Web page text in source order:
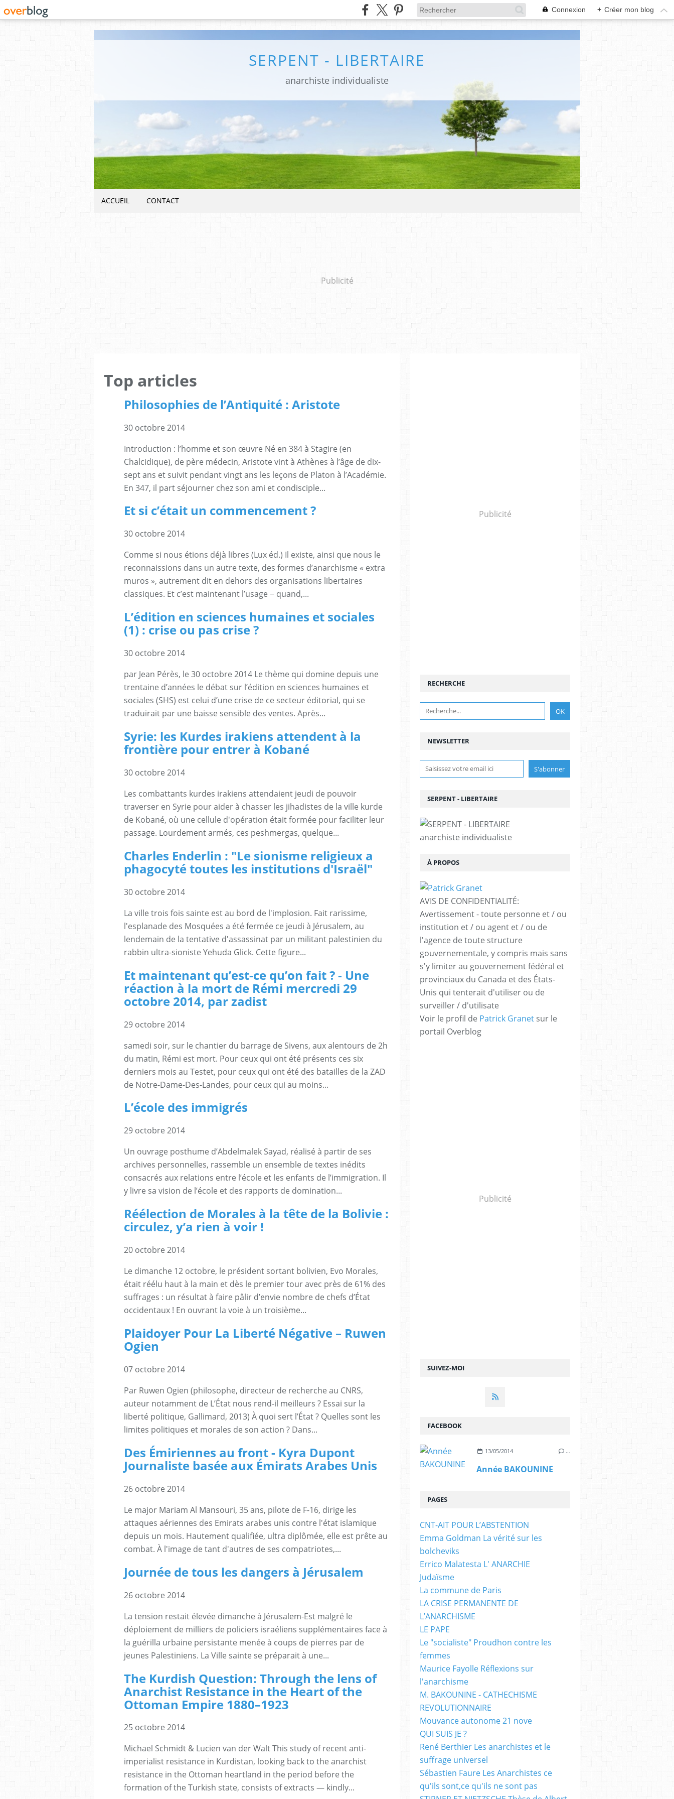
Connexion + Créer mon blog
SERPENT - LIBERTAIRE
anarchiste individualiste
ACCUEIL CONTACT
Publicité
Top articles
Philosophies de l’Antiquité : Aristote
30 octobre 2014
Introduction : l’homme et son œuvre Né en 384 à Stagire (en
Chalcidique), de père médecin, Aristote vint à Athènes à l’âge de dix-
sept ans et suivit pendant vingt ans les leçons de Platon à l’Académie.
En 347, il part séjourner chez son ami et condisciple...
Et si c’était un commencement ?
30 octobre 2014
Comme si nous étions déjà libres (Lux éd.) Il existe, ainsi que nous le
reconnaissions dans un autre texte, des formes d’anarchisme « extra
muros », autrement dit en dehors des organisations libertaires
classiques. Et c’est maintenant l’usage − quand,...
L’édition en sciences humaines et sociales
(1) : crise ou pas crise ?
30 octobre 2014
par Jean Pérès, le 30 octobre 2014 Le thème qui domine depuis une
trentaine d’années le débat sur l’édition en sciences humaines et
sociales (SHS) est celui d’une crise de ce secteur éditorial, qui se
traduirait par une baisse sensible des ventes. Après...
Syrie: les Kurdes irakiens attendent à la
frontière pour entrer à Kobané
30 octobre 2014
Les combattants kurdes irakiens attendaient jeudi de pouvoir
traverser en Syrie pour aider à chasser les jihadistes de la ville kurde
de Kobané, où une cellule d'opération était formée pour faciliter leur
passage. Lourdement armés, ces peshmergas, quelque...
Charles Enderlin : "Le sionisme religieux a
phagocyté toutes les institutions d'Israël"
30 octobre 2014
La ville trois fois sainte est au bord de l'implosion. Fait rarissime,
l'esplanade des Mosquées a été fermée ce jeudi à Jérusalem, au
lendemain de la tentative d'assassinat par un militant palestinien du
rabbin ultra-sioniste Yehuda Glick. Cette figure...
Et maintenant qu’est-ce qu’on fait ? - Une
réaction à la mort de Rémi mercredi 29
octobre 2014, par zadist
29 octobre 2014
samedi soir, sur le chantier du barrage de Sivens, aux alentours de 2h
du matin, Rémi est mort. Pour ceux qui ont été présents ces six
derniers mois au Testet, pour ceux qui ont été des batailles de la ZAD
de Notre-Dame-Des-Landes, pour ceux qui au moins...
L’école des immigrés
29 octobre 2014
Un ouvrage posthume d’Abdelmalek Sayad, réalisé à partir de ses
archives personnelles, rassemble un ensemble de textes inédits
consacrés aux relations entre l’école et les enfants de l’immigration. Il
y livre sa vision de l’école et des rapports de domination...
Réélection de Morales à la tête de la Bolivie :
circulez, y’a rien à voir !
20 octobre 2014
Le dimanche 12 octobre, le président sortant bolivien, Evo Morales,
était réélu haut à la main et dès le premier tour avec près de 61% des
suffrages : un résultat à faire pâlir d’envie nombre de chefs d’État
occidentaux ! En ouvrant la voie à un troisième...
Plaidoyer Pour La Liberté Négative – Ruwen
Ogien
07 octobre 2014
Par Ruwen Ogien (philosophe, directeur de recherche au CNRS,
auteur notamment de L’État nous rend-il meilleurs ? Essai sur la
liberté politique, Gallimard, 2013) À quoi sert l’État ? Quelles sont les
limites politiques et morales de son action ? Dans...
Des Émiriennes au front - Kyra Dupont
Journaliste basée aux Émirats Arabes Unis
26 octobre 2014
Le major Mariam Al Mansouri, 35 ans, pilote de F-16, dirige les
attaques aériennes des Emirats arabes unis contre l'état islamique
depuis un mois. Hautement qualifiée, ultra diplômée, elle est prête au
combat. À l'image de tant d'autres de ses compatriotes,...
Journée de tous les dangers à Jérusalem
26 octobre 2014
La tension restait élevée dimanche à Jérusalem-Est malgré le
déploiement de milliers de policiers israéliens supplémentaires face à
la guérilla urbaine persistante menée à coups de pierres par de
jeunes Palestiniens. La Ville sainte se préparait à une...
The Kurdish Question: Through the lens of
Anarchist Resistance in the Heart of the
Ottoman Empire 1880–1923
25 octobre 2014
Michael Schmidt & Lucien van der Walt This study of recent anti-
imperialist resistance in Kurdistan, looking back to the anarchist
resistance in the Ottoman heartland in the period before the
formation of the Turkish state, consists of extracts — kindly...
Publicité
NEWSLETTER
SUIVEZ-MOI
RECHERCHE
SERPENT - LIBERTAIRE
anarchiste individualiste
À PROPOS
AVIS DE CONFIDENTIALITÉ:
Avertissement - toute personne et / ou
institution et / ou agent et / ou de
l'agence de toute structure
gouvernementale, y compris mais sans
s'y limiter au gouvernement fédéral et
provinciaux du Canada et des États-
Unis qui tenterait d'utiliser ou de
surveiller / d'utilisate
Voir le profil de Patrick Granet sur le
portail Overblog
Publicité
FACEBOOK
13/05/2014 …
Année BAKOUNINE
PAGES
CNT-AIT POUR L’ABSTENTION
Emma Goldman La vérité sur les
bolcheviks
Errico Malatesta L' ANARCHIE
Judaïsme
La commune de Paris
LA CRISE PERMANENTE DE
L’ANARCHISME
LE PAPE
Le "socialiste" Proudhon contre les
femmes
Maurice Fayolle Réflexions sur
l'anarchisme
M. BAKOUNINE - CATHECHISME
REVOLUTIONNAIRE
Mouvance autonome 21 nove
QUI SUIS JE ?
René Berthier Les anarchistes et le
suffrage universel
Sébastien Faure Les Anarchistes ce
qu'ils sont,ce qu'ils ne sont pas